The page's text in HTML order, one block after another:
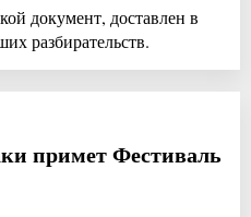
документ, доставлен в
разбирательств.
примет Фестиваль